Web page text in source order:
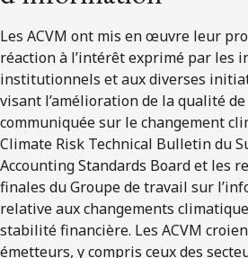
Les ACVM ont mis en œuvre leur
réaction à l’intérêt exprimé par les
institutionnels et aux diverses
visant l’amélioration de la qualité
communiquée sur le changement
Climate Risk Technical Bulletin du
Accounting Standards Board et les
finales du Groupe de travail sur
relative aux changements
stabilité financière. Les ACVM
émetteurs, y compris ceux des